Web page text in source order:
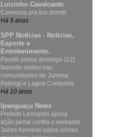
Luizinho Cavalcante
Conversa pra boi dormir
Há 9 anos
SPP Notícias - Notícias,
Esporte e
Entretenimento.
Pacelli passa domingo (12)
fazendo visitas nas
comunidades de Jurema,
Potengi e Lagoa Comprida
Há 10 anos
Ipanguaçu News
Prefeito Leonardo ajuíza
ação penal contra o vereador
Jaíres Azevedo pelos crimes